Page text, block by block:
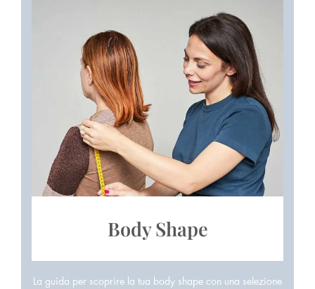
Body Shape
La guida per scoprire la tua body shape con una selezione